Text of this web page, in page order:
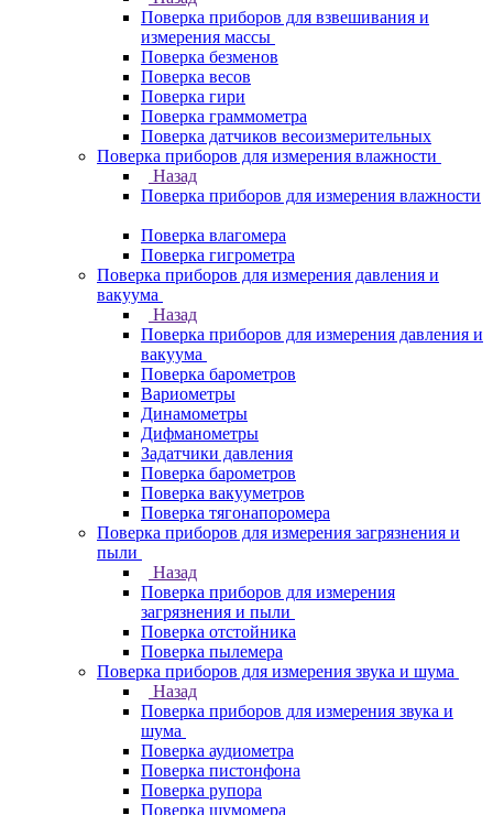
Поверка приборов для взвешивания и
измерения массы
Поверка безменов
Поверка весов
Поверка гири
Поверка граммометра
Поверка датчиков весоизмерительных
Поверка приборов для измерения влажности
Назад
Поверка приборов для измерения влажности
Поверка влагомера
Поверка гигрометра
Поверка приборов для измерения давления и
вакуума
Назад
Поверка приборов для измерения давления и
вакуума
Поверка барометров
Вариометры
Динамометры
Дифманометры
Задатчики давления
Поверка барометров
Поверка вакууметров
Поверка тягонапоромера
Поверка приборов для измерения загрязнения и
пыли
Назад
Поверка приборов для измерения
загрязнения и пыли
Поверка отстойника
Поверка пылемера
Поверка приборов для измерения звука и шума
Назад
Поверка приборов для измерения звука и
шума
Поверка аудиометра
Поверка пистонфона
Поверка рупора
Поверка шумомера